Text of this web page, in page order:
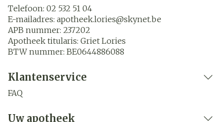
Telefoon: 02 532 51 04
E-mailadres: apotheek.lories@skynet.be
APB nummer: 237202
Apotheek titularis: Griet Lories
BTW nummer: BE0644886088
Klantenservice
FAQ
Uw apotheek